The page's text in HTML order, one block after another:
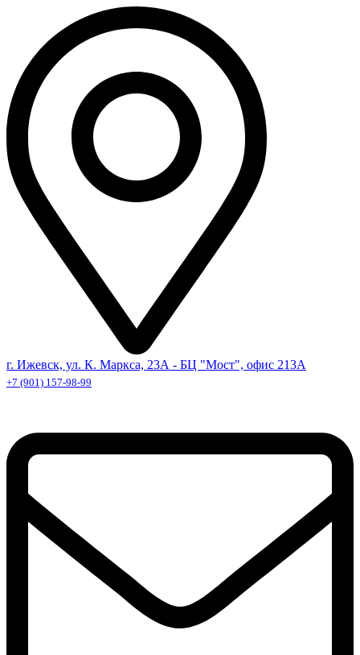
г. Ижевск, ул. К. Маркса, 23А - БЦ "Мост", офис 213А
+7 (901) 157-98-99